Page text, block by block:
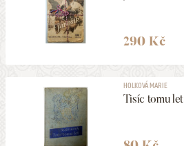
290 Kč
HOLKOVÁ MARIE
Tisíc tomu let